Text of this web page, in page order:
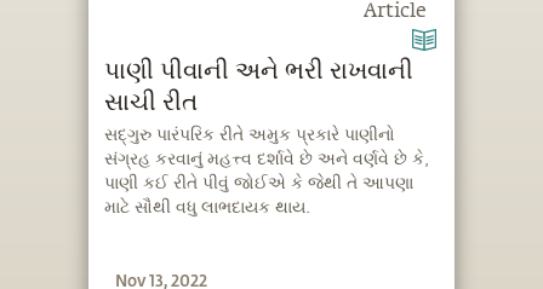
Article
પાણી પીવાની અને ભરી રાખવાની
સાચી રીત
સદ્‍ગુરુ પારંપરિક રીતે અમુક પ્રકારે પાણીનો
સંગ્રહ કરવાનું મહત્ત્વ દર્શાવે છે અને વર્ણવે છે કે,
પાણી કઈ રીતે પીવું જોઈએ કે જેથી તે આપણા
માટે સૌથી વધુ લાભદાયક થાય.
Nov 13, 2022